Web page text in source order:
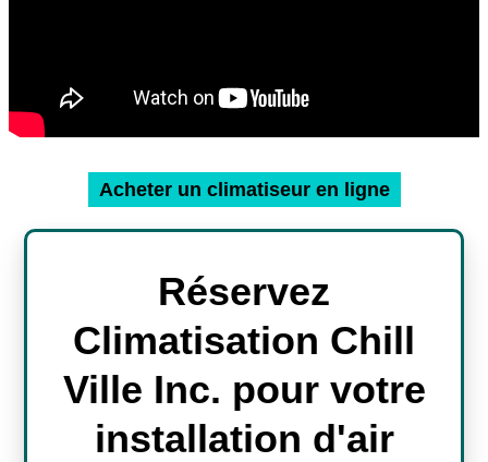
Acheter un climatiseur en ligne
Réservez
Climatisation Chill
Ville Inc. pour votre
installation d'air